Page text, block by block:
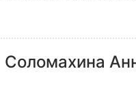
Соломахина